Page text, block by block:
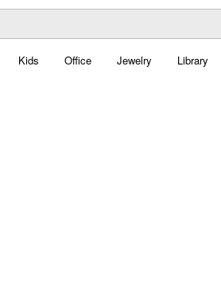
Kids Office Jewelry Library